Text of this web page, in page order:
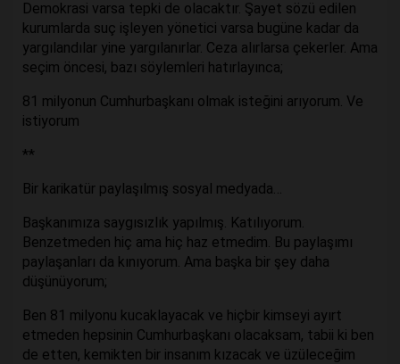
Demokrasi varsa tepki de olacaktır. Şayet sözü edilen
kurumlarda suç işleyen yönetici varsa bugüne kadar da
yargılandılar yine yargılanırlar. Ceza alırlarsa çekerler. Ama
seçim öncesi, bazı söylemleri hatırlayınca;
81 milyonun Cumhurbaşkanı olmak isteğini arıyorum. Ve
istiyorum
**
Bir karikatür paylaşılmış sosyal medyada…
Başkanımıza saygısızlık yapılmış. Katılıyorum.
Benzetmeden hiç ama hiç haz etmedim. Bu paylaşımı
paylaşanları da kınıyorum. Ama başka bir şey daha
düşünüyorum;
Ben 81 milyonu kucaklayacak ve hiçbir kimseyi ayırt
etmeden hepsinin Cumhurbaşkanı olacaksam, tabii ki ben
de etten, kemikten bir insanım kızacak ve üzüleceğim